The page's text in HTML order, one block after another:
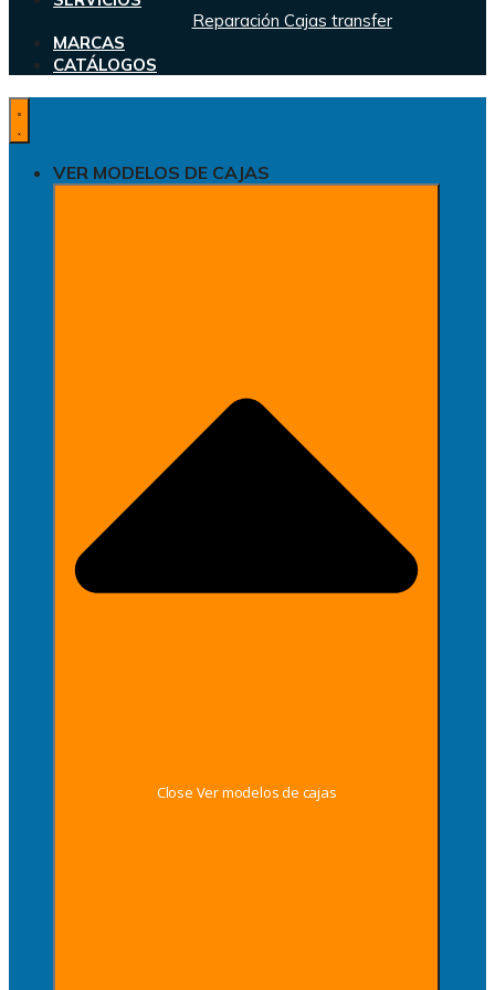
Reparación Cajas transfer
MARCAS
CATÁLOGOS
VER MODELOS DE CAJAS
Close Ver modelos de cajas